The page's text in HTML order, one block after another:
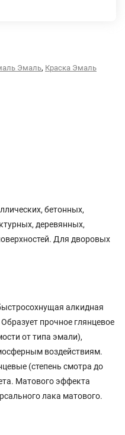
Эмаль, Краска Эмаль
бетонных,
деревянных,
Для дворовых
алкидная
прочное глянцевое
от типа эмали),
воздействиям.
(степень смотра до
Матового эффекта
лака матового.